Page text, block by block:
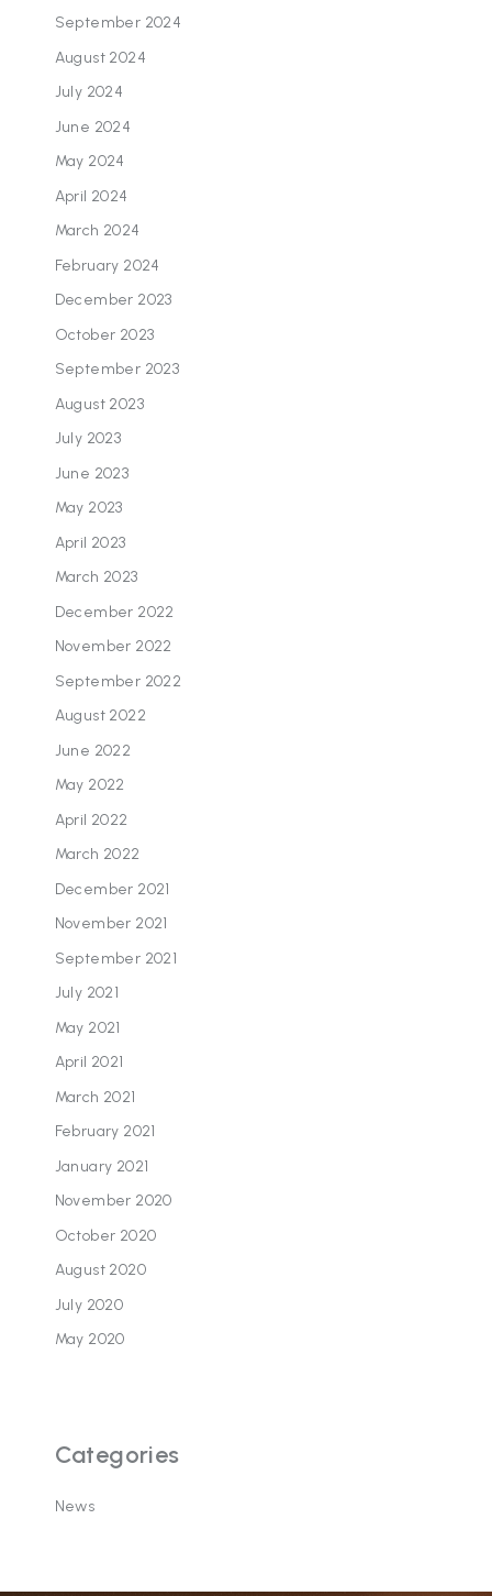
September 2024
August 2024
July 2024
June 2024
May 2024
April 2024
March 2024
February 2024
December 2023
October 2023
September 2023
August 2023
July 2023
June 2023
May 2023
April 2023
March 2023
December 2022
November 2022
September 2022
August 2022
June 2022
May 2022
April 2022
March 2022
December 2021
November 2021
September 2021
July 2021
May 2021
April 2021
March 2021
February 2021
January 2021
November 2020
October 2020
August 2020
July 2020
May 2020
Categories
News